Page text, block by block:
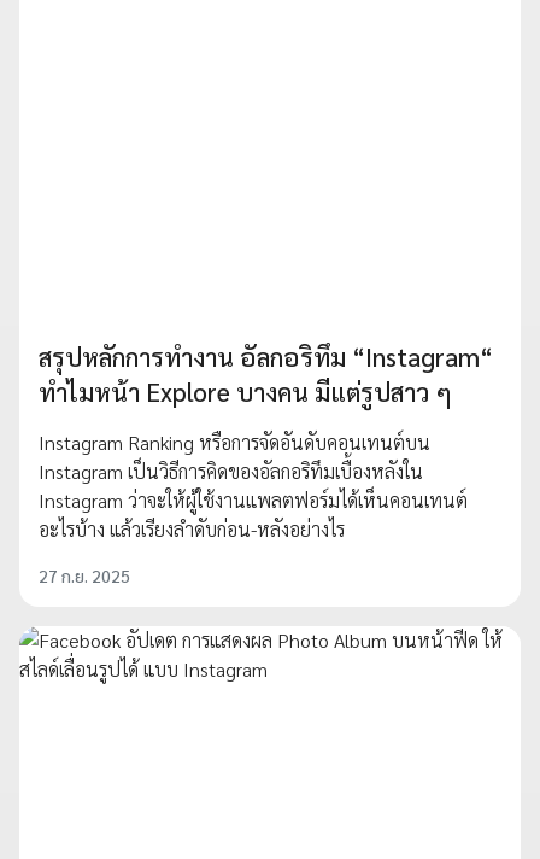
สรุปหลักการทำงาน อัลกอริทึม “Instagram“
ทำไมหน้า Explore บางคน มีแต่รูปสาว ๆ
Instagram Ranking หรือการจัดอันดับคอนเทนต์บน
Instagram เป็นวิธีการคิดของอัลกอริทึมเบื้องหลังใน
Instagram ว่าจะให้ผู้ใช้งานแพลตฟอร์มได้เห็นคอนเทนต์
อะไรบ้าง แล้วเรียงลำดับก่อน-หลังอย่างไร
27 ก.ย. 2025